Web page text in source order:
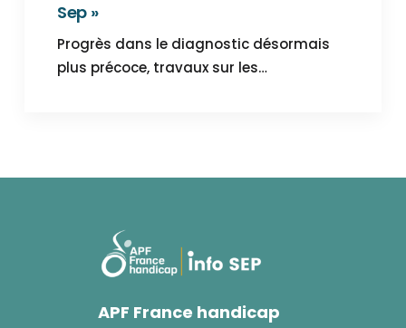
Sep »
Progrès dans le diagnostic désormais
plus précoce, travaux sur les…
APF France handicap